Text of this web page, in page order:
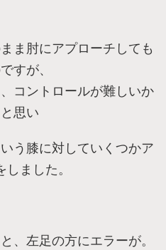
ま肘にアプローチしても
すが、
コントロールが難しいか
思い
う膝に対していくつかア
ました。
、左足の方にエラーが。